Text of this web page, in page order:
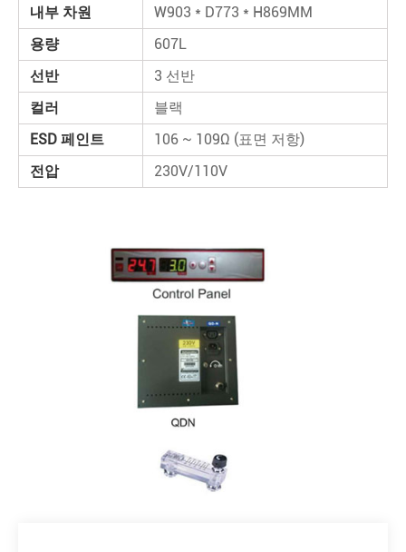
내부 차원
W903 * D773 * H869MM
용량
607L
선반
3 선반
컬러
블랙
ESD 페인트
106 ~ 109Ω (표면 저항)
전압
230V/110V